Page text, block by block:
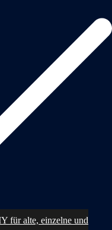
für alte, einzelne und